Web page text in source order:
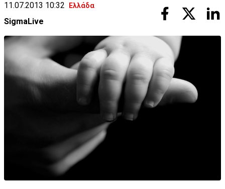
11.07.2013 10:32 Ελλάδα
SigmaLive